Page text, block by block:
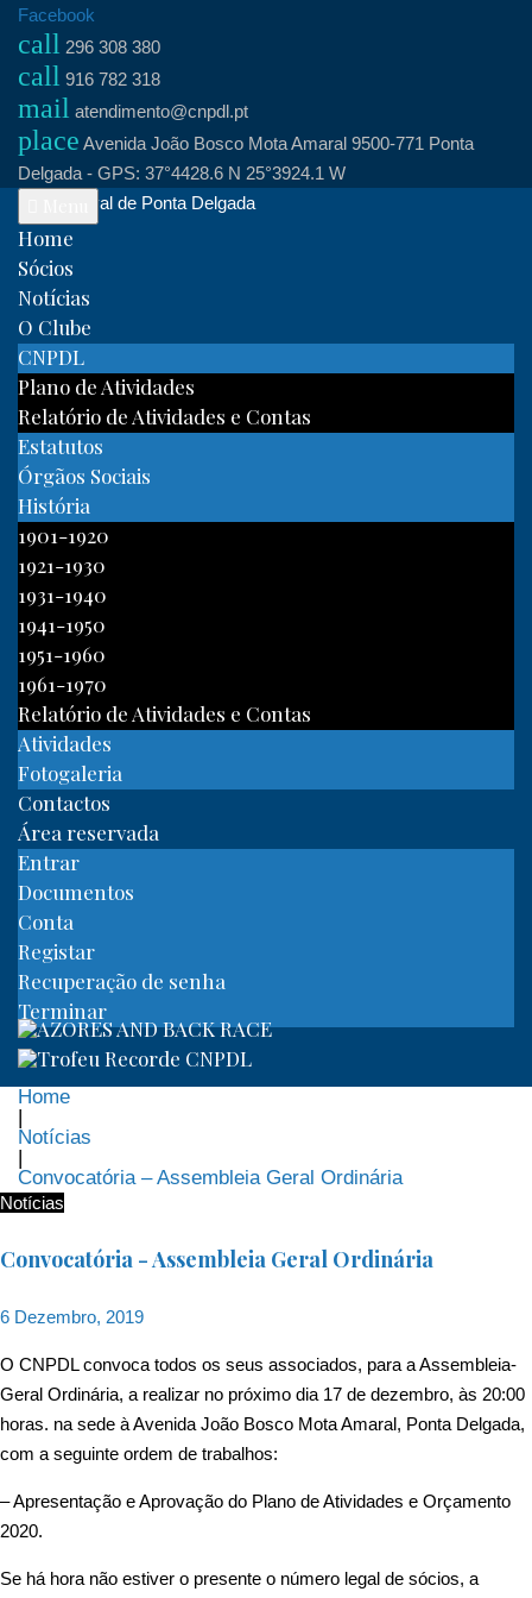
Skip
content
Facebook
call 296 308 380
call 916 782 318
mail atendimento@cnpdl.pt
place Avenida João Bosco Mota Amaral 9500-771 Ponta
Delgada - GPS: 37°4428.6 N 25°3924.1 W
Clube Naval de Ponta Delgada
Home
Sócios
Notícias
O Clube
CNPDL
Plano de Atividades
Relatório de Atividades e Contas
Estatutos
Órgãos Sociais
História
1901-1920
1921-1930
1931-1940
1941-1950
1951-1960
1961-1970
Relatório de Atividades e Contas
Atividades
Fotogaleria
Contactos
Área reservada
Entrar
Documentos
Conta
Registar
Recuperação de senha
Terminar
Home
|
Notícias
|
Convocatória – Assembleia Geral Ordinária
Notícias
Convocatória - Assembleia Geral Ordinária
6 Dezembro, 2019
O CNPDL convoca todos os seus associados, para a Assembleia-
Geral Ordinária, a realizar no próximo dia 17 de dezembro, às 20:00
horas. na sede à Avenida João Bosco Mota Amaral, Ponta Delgada,
com a seguinte ordem de trabalhos:
– Apresentação e Aprovação do Plano de Atividades e Orçamento
2020.
Se há hora não estiver o presente o número legal de sócios, a